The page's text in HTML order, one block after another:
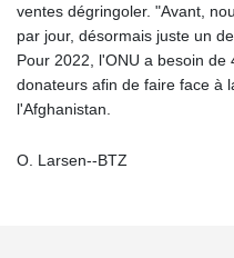
ventes dégringoler. "Avant,
par jour, désormais juste un
Pour 2022, l'ONU a besoin
donateurs afin de faire face à
l'Afghanistan.
O. Larsen--BTZ